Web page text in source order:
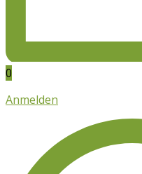
0
Anmelden